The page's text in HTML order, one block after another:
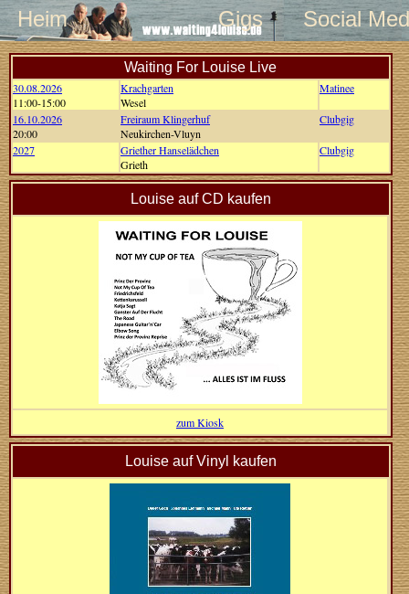
Heim Gigs Social
Waiting For Louise Live
30.08.2026
11:00-15:00
Krachgarten
Wesel
Matinee
16.10.2026
20:00
Freiraum Klingerhuf
Neukirchen-Vluyn
Clubgig
2027
Griether Hanselädchen
Grieth
Clubgig
Louise auf CD kaufen
zum Kiosk
Louise auf Vinyl kaufen